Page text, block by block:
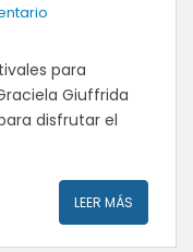
para
Giuffrida
disfrutar el
LEER MÁS